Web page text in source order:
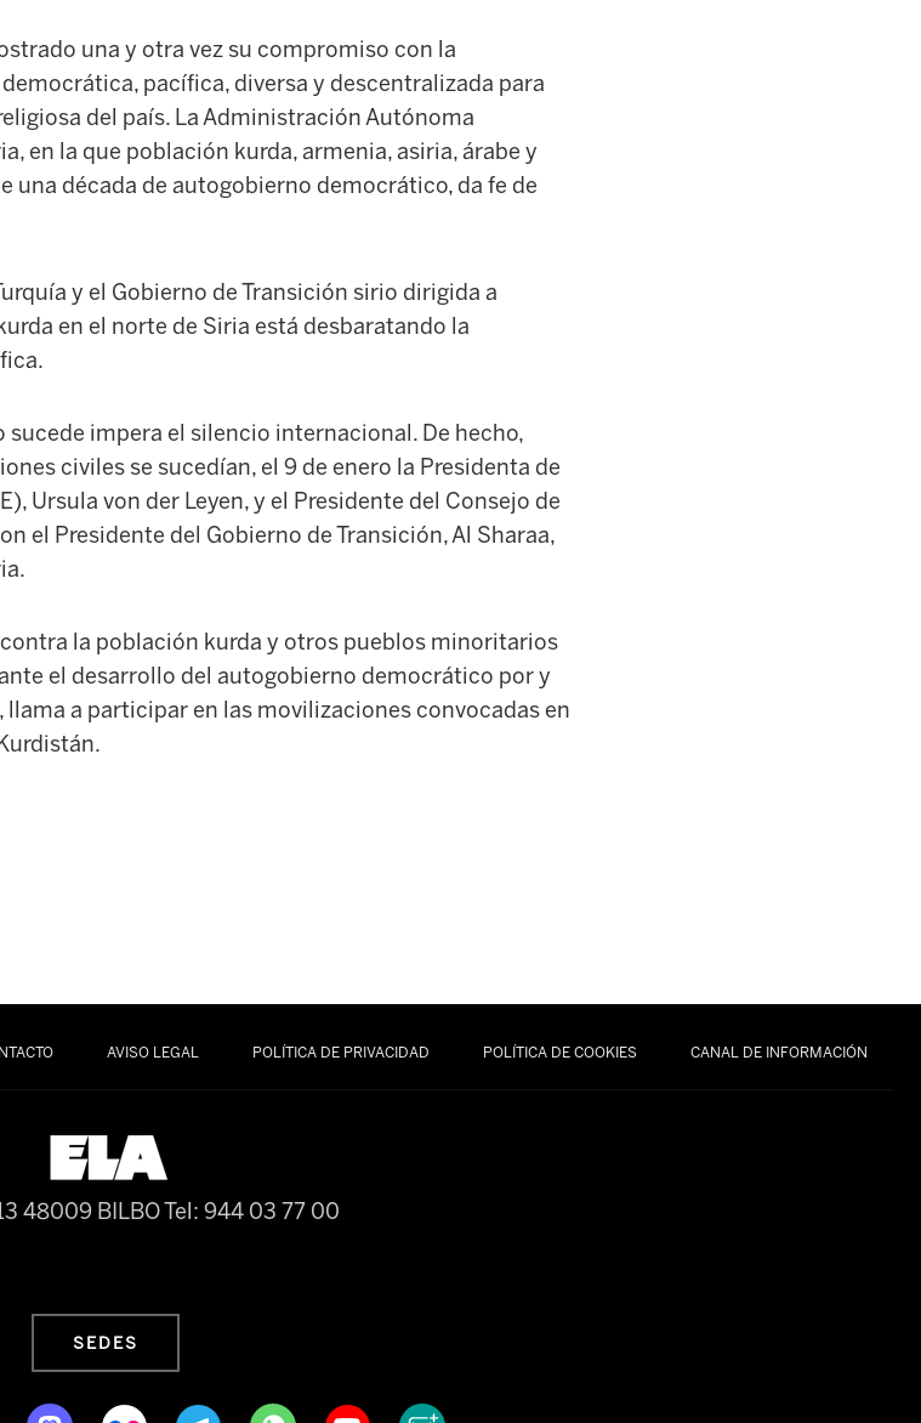
una y otra vez su compromiso con la
pacífica, diversa y descentralizada para
del país. La Administración Autónoma
en la que población kurda, armenia, asiria, árabe y
una década de autogobierno democrático, da fe de
y el Gobierno de Transición sirio dirigida a
en el norte de Siria está desbaratando la
sucede impera el silencio internacional. De hecho,
civiles se sucedían, el 9 de enero la Presidenta de
Ursula von der Leyen, y el Presidente del Consejo de
el Presidente del Gobierno de Transición, Al Sharaa,
la población kurda y otros pueblos minoritarios
el desarrollo del autogobierno democrático por y
llama a participar en las movilizaciones convocadas en
AVISO LEGAL POLÍTICA DE PRIVACIDAD POLÍTICA DE COOKIES CANAL DE INFORMACIÓN
48009 BILBOTel: 944 03 77 00
SEDES